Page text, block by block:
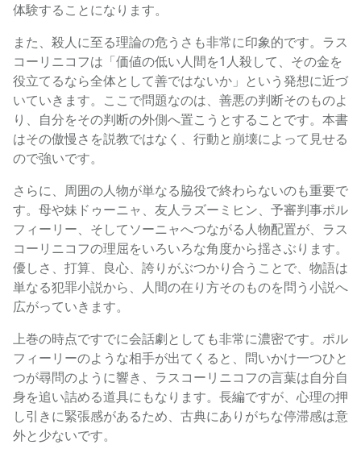
体験することになります。
また、殺人に至る理論の危うさも非常に印象的です。ラス
コーリニコフは「価値の低い人間を1人殺して、その金を
役立てるなら全体として善ではないか」という発想に近づ
いていきます。ここで問題なのは、善悪の判断そのものよ
り、自分をその判断の外側へ置こうとすることです。本書
はその傲慢さを説教ではなく、行動と崩壊によって見せる
ので強いです。
さらに、周囲の人物が単なる脇役で終わらないのも重要で
す。母や妹ドゥーニャ、友人ラズーミヒン、予審判事ポル
フィーリー、そしてソーニャへつながる人物配置が、ラス
コーリニコフの理屈をいろいろな角度から揺さぶります。
優しさ、打算、良心、誇りがぶつかり合うことで、物語は
単なる犯罪小説から、人間の在り方そのものを問う小説へ
広がっていきます。
上巻の時点ですでに会話劇としても非常に濃密です。ポル
フィーリーのような相手が出てくると、問いかけ一つひと
つが尋問のように響き、ラスコーリニコフの言葉は自分自
身を追い詰める道具にもなります。長編ですが、心理の押
し引きに緊張感があるため、古典にありがちな停滞感は意
外と少ないです。